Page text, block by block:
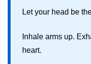
Let your head be
Inhale arms up.
heart.